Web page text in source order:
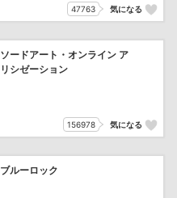
47763 気になる
ソードアート・オンライン ア
リシゼーション
156978 気になる
ブルーロック